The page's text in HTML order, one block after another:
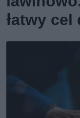
łatwy